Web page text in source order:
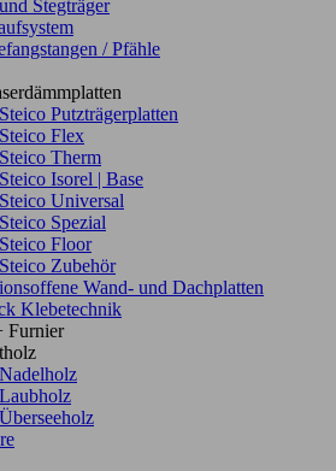
Stegträger
/ Pfähle
Steico Putzträgerplatten
Steico Flex
Steico Therm
Steico Isorel | Base
Steico Universal
Steico Spezial
Steico Floor
Steico Zubehör
Wand- und Dachplatten
Klebetechnik
Furnier
Nadelholz
Laubholz
Überseeholz